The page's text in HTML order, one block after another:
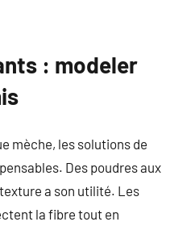
: modeler
mèche, les solutions de
Des poudres aux
a son utilité. Les
la fibre tout en